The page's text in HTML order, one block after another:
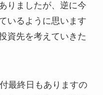
りましたが、逆に今
いるように思います
資先を考えていきた
最終日もありますの